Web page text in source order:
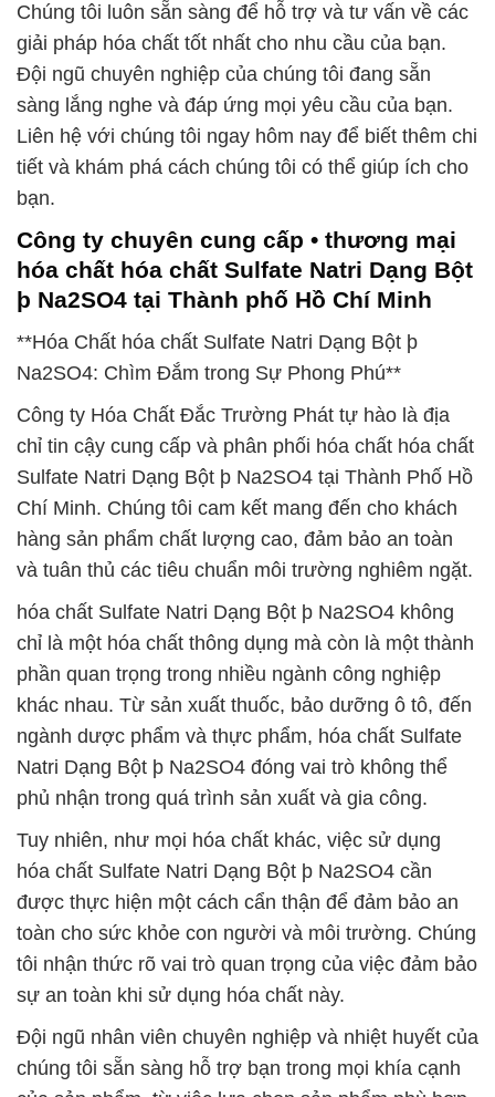
Chúng tôi luôn sẵn sàng để hỗ trợ và tư vấn về các
giải pháp hóa chất tốt nhất cho nhu cầu của bạn.
Đội ngũ chuyên nghiệp của chúng tôi đang sẵn
sàng lắng nghe và đáp ứng mọi yêu cầu của bạn.
Liên hệ với chúng tôi ngay hôm nay để biết thêm chi
tiết và khám phá cách chúng tôi có thể giúp ích cho
bạn.
Công ty chuyên cung cấp • thương mại
hóa chất hóa chất Sulfate Natri Dạng Bột
þ Na2SO4 tại Thành phố Hồ Chí Minh
**Hóa Chất hóa chất Sulfate Natri Dạng Bột þ
Na2SO4: Chìm Đắm trong Sự Phong Phú**
Công ty Hóa Chất Đắc Trường Phát tự hào là địa
chỉ tin cậy cung cấp và phân phối hóa chất hóa chất
Sulfate Natri Dạng Bột þ Na2SO4 tại Thành Phố Hồ
Chí Minh. Chúng tôi cam kết mang đến cho khách
hàng sản phẩm chất lượng cao, đảm bảo an toàn
và tuân thủ các tiêu chuẩn môi trường nghiêm ngặt.
hóa chất Sulfate Natri Dạng Bột þ Na2SO4 không
chỉ là một hóa chất thông dụng mà còn là một thành
phần quan trọng trong nhiều ngành công nghiệp
khác nhau. Từ sản xuất thuốc, bảo dưỡng ô tô, đến
ngành dược phẩm và thực phẩm, hóa chất Sulfate
Natri Dạng Bột þ Na2SO4 đóng vai trò không thể
phủ nhận trong quá trình sản xuất và gia công.
Tuy nhiên, như mọi hóa chất khác, việc sử dụng
hóa chất Sulfate Natri Dạng Bột þ Na2SO4 cần
được thực hiện một cách cẩn thận để đảm bảo an
toàn cho sức khỏe con người và môi trường. Chúng
tôi nhận thức rõ vai trò quan trọng của việc đảm bảo
sự an toàn khi sử dụng hóa chất này.
Đội ngũ nhân viên chuyên nghiệp và nhiệt huyết của
chúng tôi sẵn sàng hỗ trợ bạn trong mọi khía cạnh